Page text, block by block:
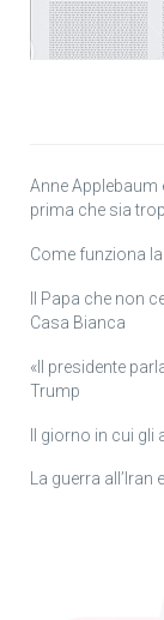
Anne Applebaum
prima che sia
Come funziona
Il Papa che non
Casa Bianca
«Il presidente
Trump
Il giorno in cui
La guerra